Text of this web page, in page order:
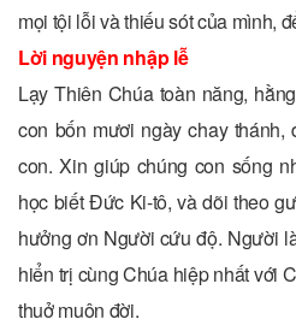
mọi tội lỗi và thiếu sót của mình,
Lời nguyện nhập lễ
Lạy Thiên Chúa toàn năng,
con bốn mươi ngày chay thánh,
con. Xin giúp chúng con sống
học biết Ðức Ki-tô, và dõi theo
hưởng ơn Người cứu độ. Người
hiển trị cùng Chúa hiệp nhất với
thuở muôn đời.